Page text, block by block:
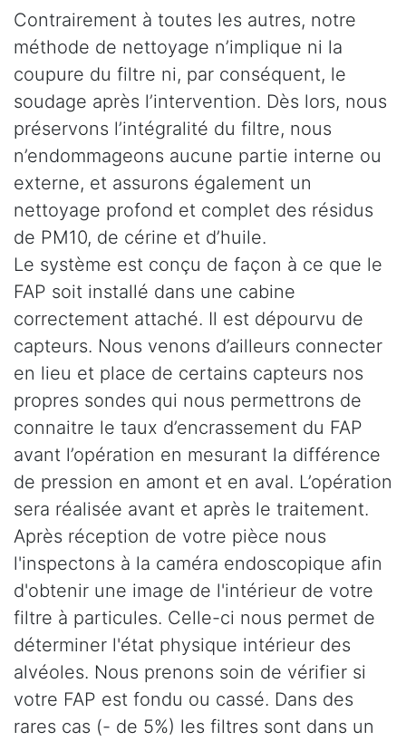
Contrairement à toutes les autres, notre
méthode de nettoyage n’implique ni la
coupure du filtre ni, par conséquent, le
soudage après l’intervention. Dès lors, nous
préservons l’intégralité du filtre, nous
n’endommageons aucune partie interne ou
externe, et assurons également un
nettoyage profond et complet des résidus
de PM10, de cérine et d’huile.
Le système est conçu de façon à ce que le
FAP soit installé dans une cabine
correctement attaché. Il est dépourvu de
capteurs. Nous venons d’ailleurs connecter
en lieu et place de certains capteurs nos
propres sondes qui nous permettrons de
connaitre le taux d’encrassement du FAP
avant l’opération en mesurant la différence
de pression en amont et en aval. L’opération
sera réalisée avant et après le traitement.
Après réception de votre pièce nous
l'inspectons à la caméra endoscopique afin
d'obtenir une image de l'intérieur de votre
filtre à particules. Celle-ci nous permet de
déterminer l'état physique intérieur des
alvéoles. Nous prenons soin de vérifier si
votre FAP est fondu ou cassé. Dans des
rares cas (- de 5%) les filtres sont dans un